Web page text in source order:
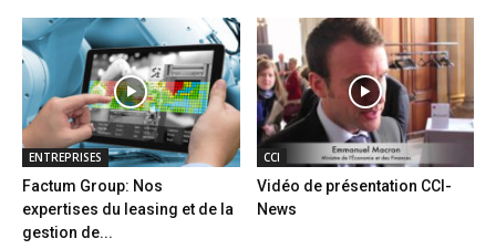
ENTREPRISES
Factum Group: Nos
expertises du leasing et de la
gestion de...
CCI
Vidéo de présentation CCI-
News